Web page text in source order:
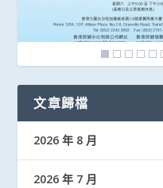
文章歸檔
2026 年 8 月
2026 年 7 月